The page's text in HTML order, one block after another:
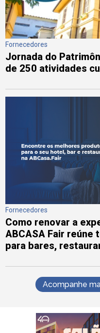
Fornecedores
Jornada do
de 250 atividades
Fornecedores
Como renovar a
ABCASA Fair reúne
para bares,
Acompanhe